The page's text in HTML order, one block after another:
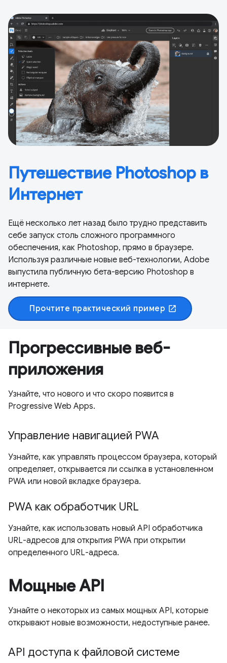
Путешествие Photoshop в
Интернет
Ещё несколько лет назад было трудно представить
себе запуск столь сложного программного
обеспечения, как Photoshop, прямо в браузере.
Используя различные новые веб-технологии, Adobe
выпустила публичную бета-версию Photoshop в
интернете.
Прочтите практический пример open_in_new
Прогрессивные веб-
приложения
Узнайте, что нового и что скоро появится в
Progressive Web Apps.
Управление навигацией PWA
Узнайте, как управлять процессом браузера, который
определяет, открывается ли ссылка в установленном
PWA или новой вкладке браузера.
PWA как обработчик URL
Узнайте, как использовать новый API обработчика
URL-адресов для открытия PWA при открытии
определенного URL-адреса.
Мощные API
Узнайте о некоторых из самых мощных API, которые
открывают новые возможности, недоступные ранее.
API доступа к файловой системе